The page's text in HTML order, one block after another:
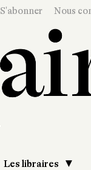
S'abonner Nous
Les libraires